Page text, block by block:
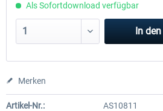
Als Sofortdownload verfügbar
In den
Merken
Artikel-Nr.:
AS10811